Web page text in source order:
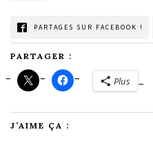
PARTAGES SUR FACEBOOK !
PARTAGER :
Plus
J’AIME ÇA :